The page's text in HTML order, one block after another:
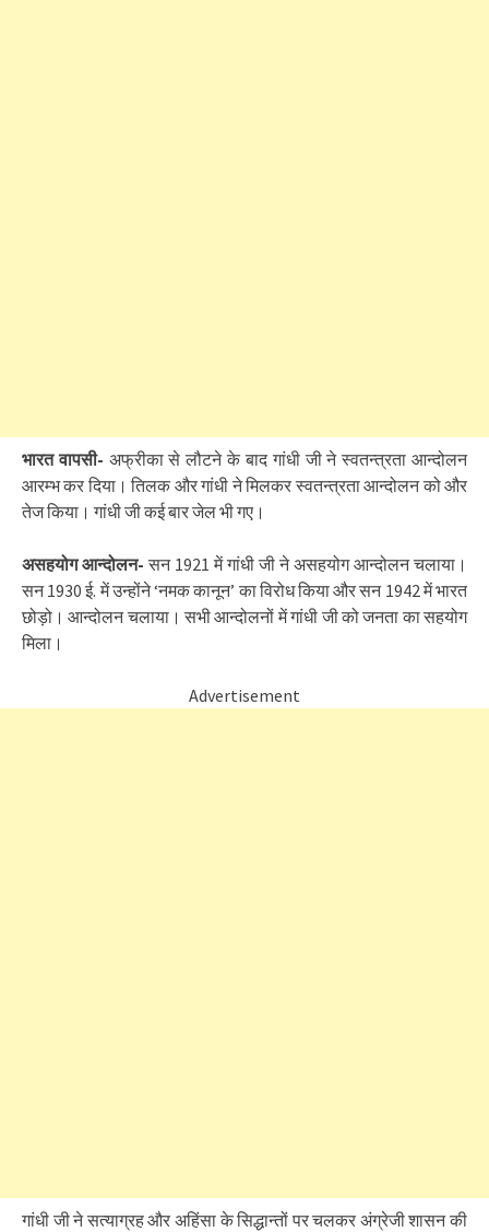
भारत वापसी- अफ्रीका से लौटने के बाद गांधी जी ने स्वतन्त्रता आन्दोलन
आरम्भ कर दिया। तिलक और गांधी ने मिलकर स्वतन्त्रता आन्दोलन को और
तेज किया। गांधी जी कई बार जेल भी गए।
असहयोग आन्दोलन- सन 1921 में गांधी जी ने असहयोग आन्दोलन चलाया।
सन 1930 ई. में उन्होंने ‘नमक कानून’ का विरोध किया और सन 1942 में भारत
छोड़ो। आन्दोलन चलाया। सभी आन्दोलनों में गांधी जी को जनता का सहयोग
मिला।
Advertisement
गांधी जी ने सत्याग्रह और अहिंसा के सिद्धान्तों पर चलकर अंग्रेजी शासन की